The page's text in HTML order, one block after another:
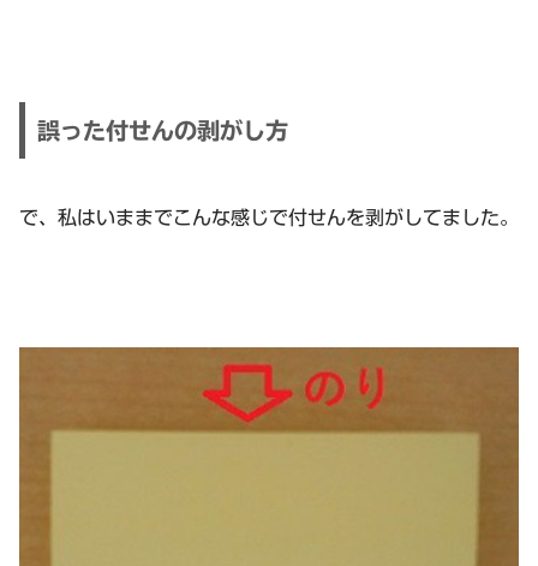
誤った付せんの剥がし方
で、私はいままでこんな感じで付せんを剥がしてました。